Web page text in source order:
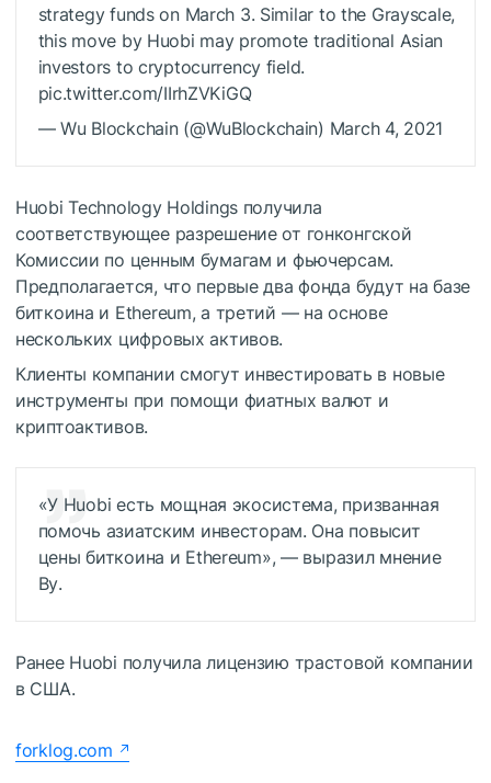
strategy funds on March 3. Similar to the Grayscale,
this move by Huobi may promote traditional Asian
investors to cryptocurrency field.
pic.twitter.com/IIrhZVKiGQ
— Wu Blockchain (@WuBlockchain) March 4, 2021
Huobi Technology Holdings получила
соответствующее разрешение от гонконгской
Комиссии по ценным бумагам и фьючерсам.
Предполагается, что первые два фонда будут на базе
биткоина и Ethereum, а третий — на основе
нескольких цифровых активов.
Клиенты компании смогут инвестировать в новые
инструменты при помощи фиатных валют и
криптоактивов.
«У Huobi есть мощная экосистема, призванная
помочь азиатским инвесторам. Она повысит
цены биткоина и Ethereum», — выразил мнение
Ву.
Ранее Huobi получила лицензию трастовой компании
в США.
forklog.com